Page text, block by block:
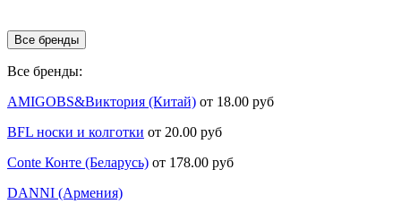
Все бренды
Все бренды:
AMIGOBS&Виктория (Китай) от 18.00 руб
BFL носки и колготки от 20.00 руб
Conte Конте (Беларусь) от 178.00 руб
DANNI (Армения)